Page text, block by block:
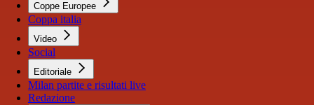
Coppe Europee
Coppa italia
Video
Social
Editoriale
Milan partite e risultati live
Redazione